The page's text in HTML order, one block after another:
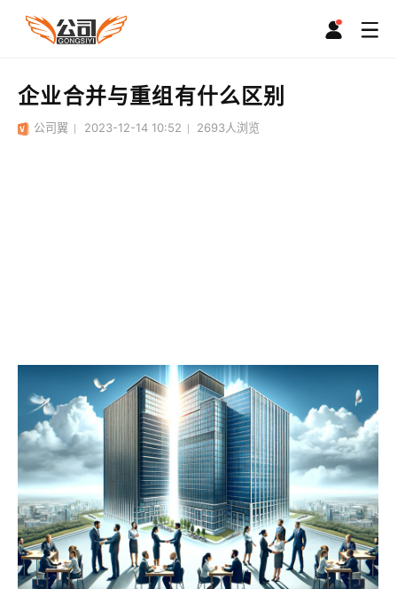
企业合并与重组有什么区别
公司翼 2023-12-14 10:52 2693人浏览